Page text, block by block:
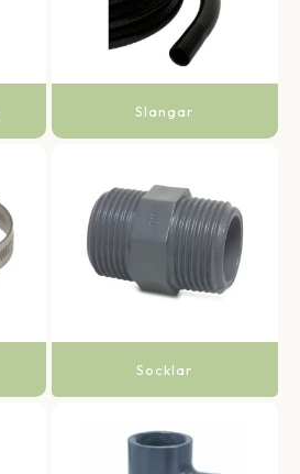
Slangar
Socklar